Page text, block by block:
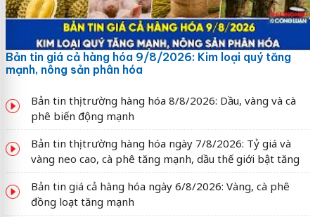
Bản tin giá cả hàng hóa 9/8/2026: Kim loại quý tăng
mạnh, nông sản phân hóa
Bản tin thị trường hàng hóa 8/8/2026: Dầu, vàng và cà
phê biến động mạnh
Bản tin thị trường hàng hóa ngày 7/8/2026: Tỷ giá và
vàng neo cao, cà phê tăng mạnh, dầu thế giới bật tăng
Bản tin giá cả hàng hóa ngày 6/8/2026: Vàng, cà phê
đồng loạt tăng mạnh